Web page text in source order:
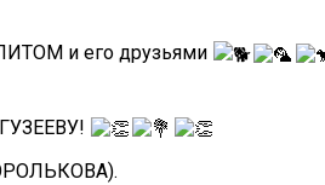
и его друзьями